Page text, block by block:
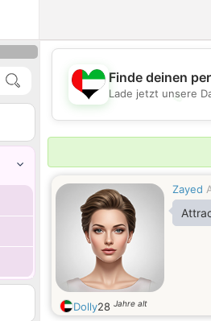
💖
Finde deinen
Lade jetzt unsere
Zayed
Dolly28 Jahre alt